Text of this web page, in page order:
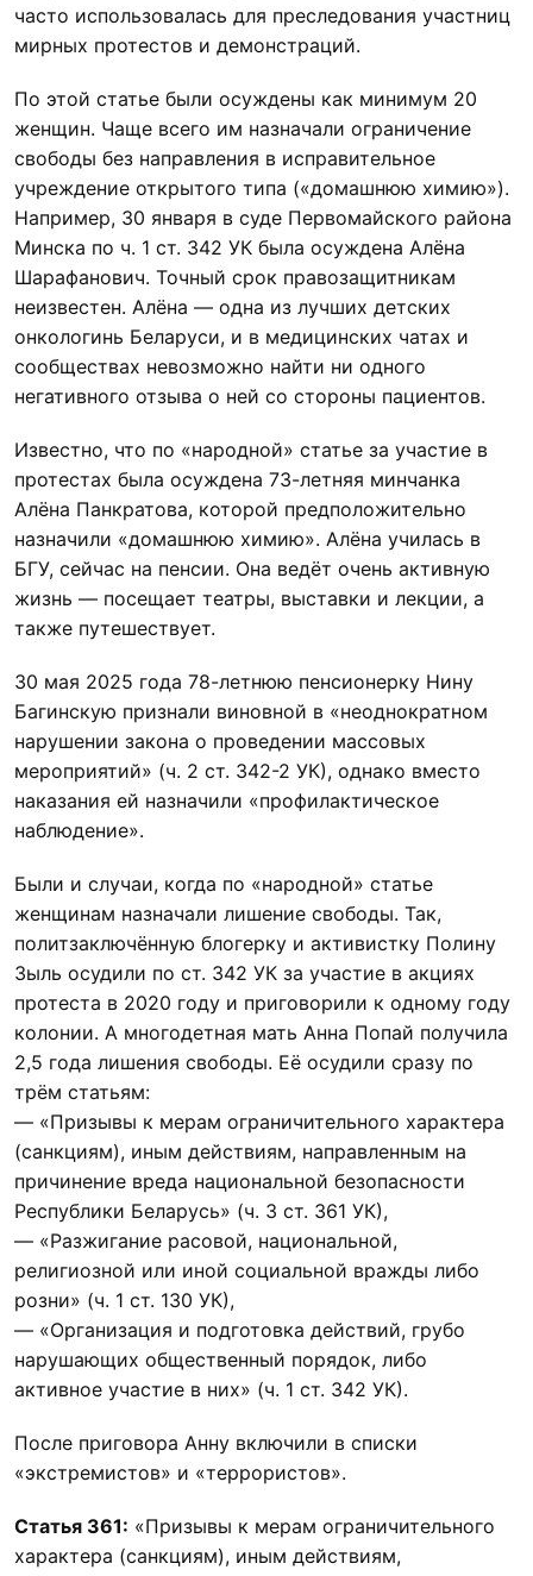
часто использовалась для преследования участниц
мирных протестов и демонстраций.
По этой статье были осуждены как минимум 20
женщин. Чаще всего им назначали ограничение
свободы без направления в исправительное
учреждение открытого типа («домашнюю химию»).
Например, 30 января в суде Первомайского района
Минска по ч. 1 ст. 342 УК была осуждена Алёна
Шарафанович. Точный срок правозащитникам
неизвестен. Алёна — одна из лучших детских
онкологинь Беларуси, и в медицинских чатах и
сообществах невозможно найти ни одного
негативного отзыва о ней со стороны пациентов.
Известно, что по «народной» статье за участие в
протестах была осуждена 73-летняя минчанка
Алёна Панкратова, которой предположительно
назначили «домашнюю химию». Алёна училась в
БГУ, сейчас на пенсии. Она ведёт очень активную
жизнь — посещает театры, выставки и лекции, а
также путешествует.
30 мая 2025 года 78-летнюю пенсионерку Нину
Багинскую признали виновной в «неоднократном
нарушении закона о проведении массовых
мероприятий» (ч. 2 ст. 342-2 УК), однако вместо
наказания ей назначили «профилактическое
наблюдение».
Были и случаи, когда по «народной» статье
женщинам назначали лишение свободы. Так,
политзаключённую блогерку и активистку Полину
Зыль осудили по ст. 342 УК за участие в акциях
протеста в 2020 году и приговорили к одному году
колонии. А многодетная мать Анна Попай получила
2,5 года лишения свободы. Её осудили сразу по
трём статьям:
— «Призывы к мерам ограничительного характера
(санкциям), иным действиям, направленным на
причинение вреда национальной безопасности
Республики Беларусь» (ч. 3 ст. 361 УК),
— «Разжигание расовой, национальной,
религиозной или иной социальной вражды либо
розни» (ч. 1 ст. 130 УК),
— «Организация и подготовка действий, грубо
нарушающих общественный порядок, либо
активное участие в них» (ч. 1 ст. 342 УК).
После приговора Анну включили в списки
«экстремистов» и «террористов».
Статья 361: «Призывы к мерам ограничительного
характера (санкциям), иным действиям,